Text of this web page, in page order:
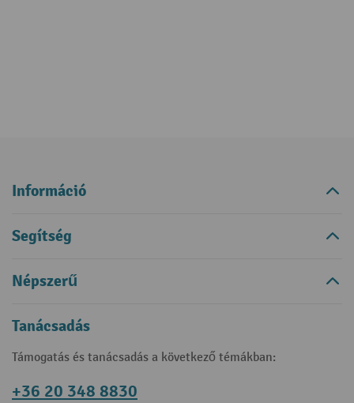
Információ
Segítség
Népszerű
Tanácsadás
Támogatás és tanácsadás a következő témákban:
+36 20 348 8830